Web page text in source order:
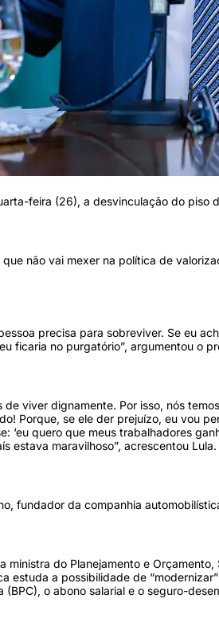
feira (26), a desvinculação do piso
não vai mexer na política de
precisa para sobreviver. Se eu
ficaria no purgatório”, argumentou o
viver dignamente. Por isso, nós
Porque, se ele der prejuízo, eu vou
‘eu quero que meus trabalhadores
estava maravilhoso”, acrescentou Lula.
fundador da companhia
ministra do Planejamento e
estuda a possibilidade de
o abono salarial e o seguro-